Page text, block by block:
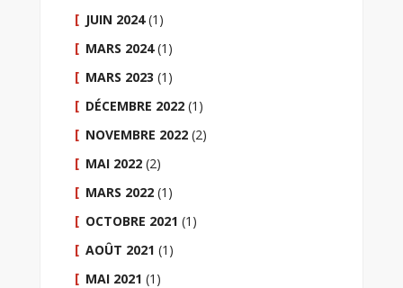
JUIN 2024(1)
MARS 2024(1)
MARS 2023 (1)
DÉCEMBRE 2022 (1)
NOVEMBRE 2022 (2)
MAI 2022 (2)
MARS 2022 (1)
OCTOBRE 2021 (1)
AOÛT 2021 (1)
MAI 2021 (1)